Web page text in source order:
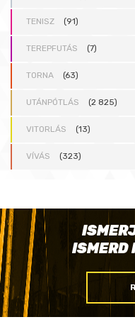
TENISZ (91)
TEREPFUTÁS (7)
TORNA (63)
UTÁNPÓTLÁS (2 825)
VITORLÁS (13)
VÍVÁS (323)
ISMERD